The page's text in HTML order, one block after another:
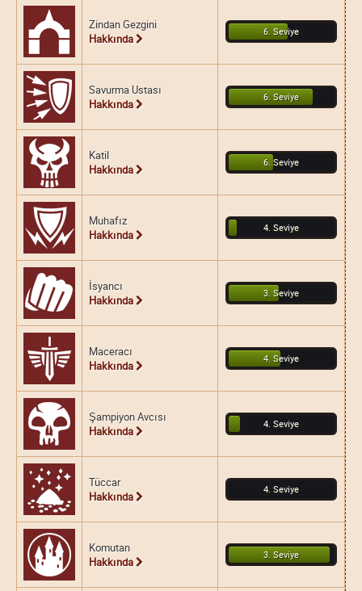
Zindan Gezgini
Hakkında
6. Seviye
Savurma Ustası
Hakkında
6. Seviye
Katil
Hakkında
6. Seviye
Muhafız
Hakkında
4. Seviye
İsyancı
Hakkında
3. Seviye
Maceracı
Hakkında
4. Seviye
Şampiyon Avcısı
Hakkında
4. Seviye
Tüccar
Hakkında
4. Seviye
Komutan
Hakkında
3. Seviye